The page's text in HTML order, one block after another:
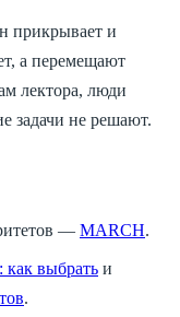
прикрывает и
а перемещают
лектора, люди
задачи не решают.
— MARCH.
как выбрать и
.